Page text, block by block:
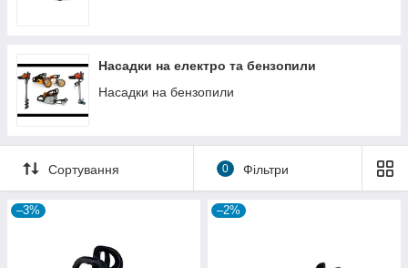
Насадки на електро та бензопили
Насадки на бензопили
Сортування 0 Фільтри
–3% –2%